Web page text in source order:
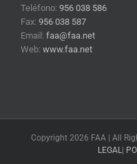
Teléfono: 956 038 586
Fax: 956 038 587
Email: faa@faa.net
Web: www.faa.net
Copyright 2026 FAA | All
LEGAL |